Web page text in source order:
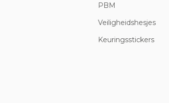
PBM
Veiligheidshesjes
Keuringsstickers